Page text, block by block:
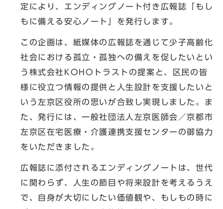
定により、エンディングノート付き広報誌「もし
もに備える安心ノート」を発行します。
この企画は、紙媒体の広報誌を通じて少子高齢化
社会における孤立・孤独への備えを促したいとい
う株式会社KOHOトラストの提案と、区民の皆
様に役立つ情報の提供と人生設計を支援したいと
いう左京区役所の思いが合致し実現しました。ま
た、発行には、一般社団法人左京医師会／京都市
左京区在宅医療・介護連携支援センターの御協力
をいただきました。
広報誌に添付されるエンディングノートは、世代
に関わらず、人生の節目や将来設計を考えるうえ
で、自身が大切にしたい価値観や、もしもの時に